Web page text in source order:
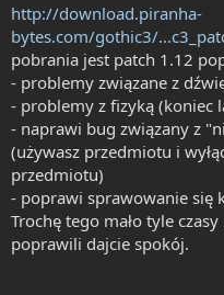
http://download.piranha-
bytes.com/gothic3/
pobrania jest patch 1.12
- problemy związane z
- problemy z fizyką (koniec
- naprawi bug związany z
(używasz przedmiotu i
przedmiotu)
- poprawi sprawowanie się
Trochę tego mało tyle
poprawili dajcie spokój.